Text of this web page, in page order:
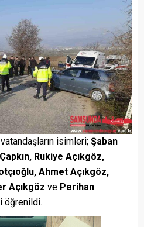
isimleri; Şaban
Rukiye Açıkgöz,
Ahmet Açıkgöz,
Açıkgöz ve Perihan
öğrenildi.